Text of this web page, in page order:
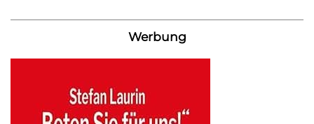
Werbung